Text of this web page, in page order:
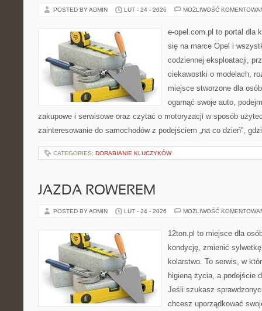
POSTED BY ADMIN LUT - 24 - 2026 MOŻLIWOŚĆ
e-opel.com.pl to portal dla
się na marce Opel i
codziennej eksploatacji,
ciekawostki o modelach,
miejsce stworzone dla
ogarnąć swoje auto,
zakupowe i serwisowe oraz czytać o motoryzacji w sposób
zainteresowanie do samochodów z podejściem „na co dzień”,
CATEGORIES: DORABIANIE KLUCZYKÓW
JAZDA ROWEREM
POSTED BY ADMIN LUT - 24 - 2026 MOŻLIWOŚĆ
12ton.pl to miejsce dla
kondycję, zmienić
kolarstwo. To serwis, w
higieną życia, a podejście
Jeśli szukasz
chcesz uporządkować